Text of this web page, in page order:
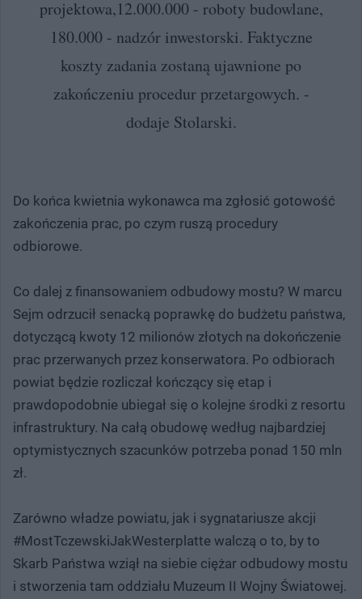
projektowa,12.000.000 - roboty budowlane,
180.000 - nadzór inwestorski. Faktyczne
koszty zadania zostaną ujawnione po
zakończeniu procedur przetargowych. -
dodaje Stolarski.
Do końca kwietnia wykonawca ma zgłosić gotowość
zakończenia prac, po czym ruszą procedury
odbiorowe.
Co dalej z finansowaniem odbudowy mostu? W marcu
Sejm odrzucił senacką poprawkę do budżetu państwa,
dotyczącą kwoty 12 milionów złotych na dokończenie
prac przerwanych przez konserwatora. Po odbiorach
powiat będzie rozliczał kończący się etap i
prawdopodobnie ubiegał się o kolejne środki z resortu
infrastruktury. Na całą obudowę według najbardziej
optymistycznych szacunków potrzeba ponad 150 mln
zł.
Zarówno władze powiatu, jak i sygnatariusze akcji
#MostTczewskiJakWesterplatte walczą o to, by to
Skarb Państwa wziął na siebie ciężar odbudowy mostu
i stworzenia tam oddziału Muzeum II Wojny Światowej.